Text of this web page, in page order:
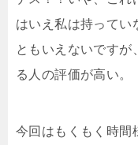
はいえ私は持ってい
ともいえないですが
る人の評価が高い。
今回はもくもく時間